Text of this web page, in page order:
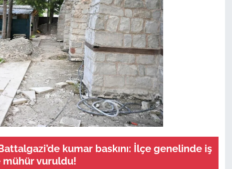
kumar baskını: İlçe genelinde iş
vuruldu!